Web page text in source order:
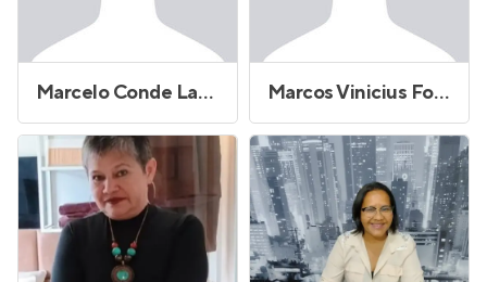
Marcelo Conde Lamberti Marcos Vinicius Fonseca Vaz